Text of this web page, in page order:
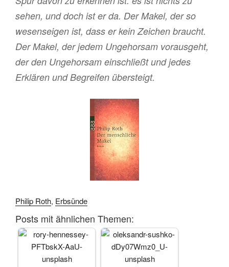
sehen, und doch ist er da. Der Makel, der so
wesenseigen ist, dass er kein Zeichen braucht.
Der Makel, der jedem Ungehorsam vorausgeht,
der den Ungehorsam einschließtund jedes
Erklären und Begreifen übersteigt.
Philip Roth, Erbsünde
Posts mit ähnlichen Themen: